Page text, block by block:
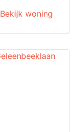
Bekijk woning